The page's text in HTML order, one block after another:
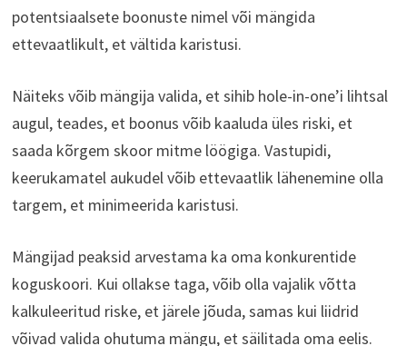
potentsiaalsete boonuste nimel või mängida
ettevaatlikult, et vältida karistusi.
Näiteks võib mängija valida, et sihib hole-in-one’i lihtsal
augul, teades, et boonus võib kaaluda üles riski, et
saada kõrgem skoor mitme löögiga. Vastupidi,
keerukamatel aukudel võib ettevaatlik lähenemine olla
targem, et minimeerida karistusi.
Mängijad peaksid arvestama ka oma konkurentide
koguskoori. Kui ollakse taga, võib olla vajalik võtta
kalkuleeritud riske, et järele jõuda, samas kui liidrid
võivad valida ohutuma mängu, et säilitada oma eelis.